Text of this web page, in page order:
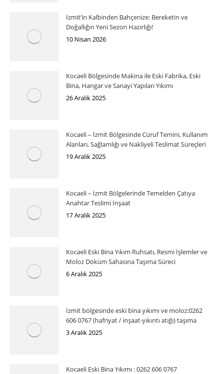
İzmit’in Kalbinden Bahçenize: Bereketin ve
Doğallığın Yeni Sezon Hazırlığı!
10 Nisan 2026
Kocaeli Bölgesinde Makina ile Eski Fabrika, Eski
Bina, Hangar ve Sanayi Yapıları Yıkımı
26 Aralık 2025
Kocaeli – İzmit Bölgesinde Cüruf Temini, Kullanım
Alanları, Sağlamlığı ve Nakliyeli Teslimat Süreçleri
19 Aralık 2025
Kocaeli – İzmit Bölgelerinde Temelden Çatıya
Anahtar Teslimi İnşaat
17 Aralık 2025
Kocaeli Eski Bina Yıkım Ruhsatı, Resmi İşlemler ve
Moloz Döküm Sahasına Taşıma Süreci
6 Aralık 2025
İzmit bölgesinde eski bina yıkımı ve moloz:0262
606 0767 (hafriyat / inşaat-yıkıntı atığı) taşıma
3 Aralık 2025
Kocaeli Eski Bina Yıkımı : 0262 606 0767